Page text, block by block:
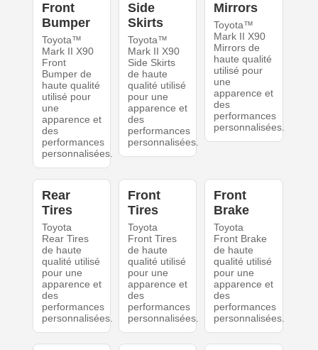
Front
Bumper
Toyota™
Mark II X90
Front
Bumper de
haute qualité
utilisé pour
une
apparence et
des
performances
personnalisées.
Side
Skirts
Toyota™
Mark II X90
Side Skirts
de haute
qualité utilisé
pour une
apparence et
des
performances
personnalisées.
Mirrors
Toyota™
Mark II X90
Mirrors de
haute qualité
utilisé pour
une
apparence et
des
performances
personnalisées.
Rear
Tires
Toyota
Rear Tires
de haute
qualité utilisé
pour une
apparence et
des
performances
personnalisées.
Front
Tires
Toyota
Front Tires
de haute
qualité utilisé
pour une
apparence et
des
performances
personnalisées.
Front
Brake
Toyota
Front Brake
de haute
qualité utilisé
pour une
apparence et
des
performances
personnalisées.